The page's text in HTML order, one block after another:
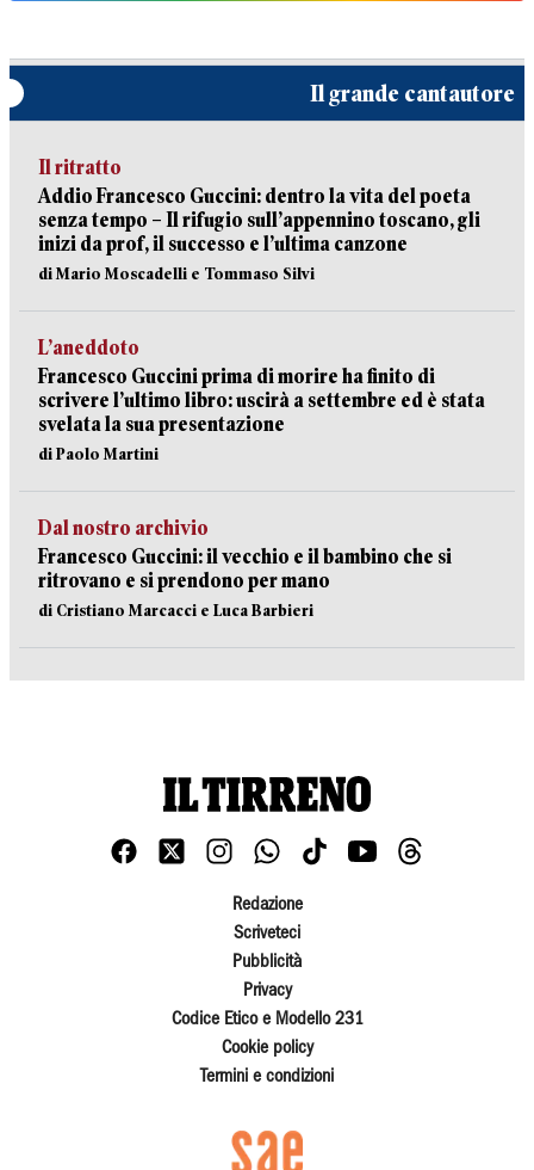
Il grande cantautore
Il ritratto
Addio Francesco Guccini: dentro la vita del poeta
senza tempo – Il rifugio sull’appennino toscano, gli
inizi da prof, il successo e l’ultima canzone
di Mario Moscadelli e Tommaso Silvi
L’aneddoto
Francesco Guccini prima di morire ha finito di
scrivere l’ultimo libro: uscirà a settembre ed è stata
svelata la sua presentazione
di Paolo Martini
Dal nostro archivio
Francesco Guccini: il vecchio e il bambino che si
ritrovano e si prendono per mano
di Cristiano Marcacci e Luca Barbieri
Redazione
Scriveteci
Pubblicità
Privacy
Codice Etico e Modello 231
Cookie policy
Termini e condizioni